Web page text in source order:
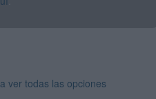
ver todas las opciones